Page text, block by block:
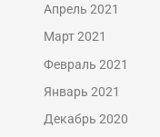
Апрель 2021
Март 2021
Февраль 2021
Январь 2021
Декабрь 2020